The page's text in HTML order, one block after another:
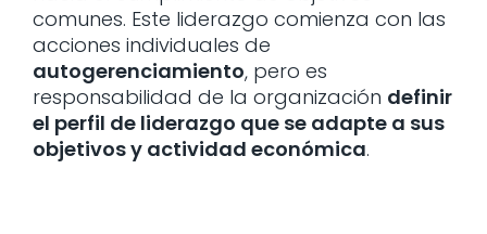
comunes. Este liderazgo comienza con las
acciones individuales de
autogerenciamiento, pero es
responsabilidad de la organización definir
el perfil de liderazgo que se adapte a sus
objetivos y actividad económica.